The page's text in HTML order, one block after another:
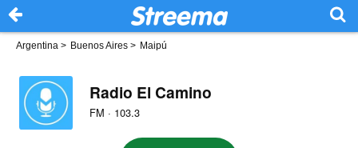
Argentina > Buenos Aires > Maipú
Radio El Camino
FM · 103.3